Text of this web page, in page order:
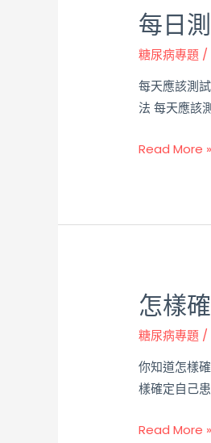
每日
糖尿病專題 /
每天應該測
法 每天應該
Read More »
怎樣
糖尿病專題 /
你知道怎樣
樣確定自己
Read More »